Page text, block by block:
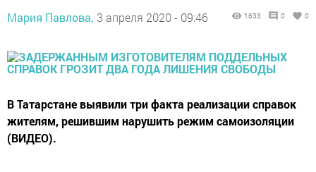
Мария Павлова, 3 апреля 2020 - 09:46 1633 0 0
В Татарстане выявили три факта реализации справок
жителям, решившим нарушить режим самоизоляции
(ВИДЕО).